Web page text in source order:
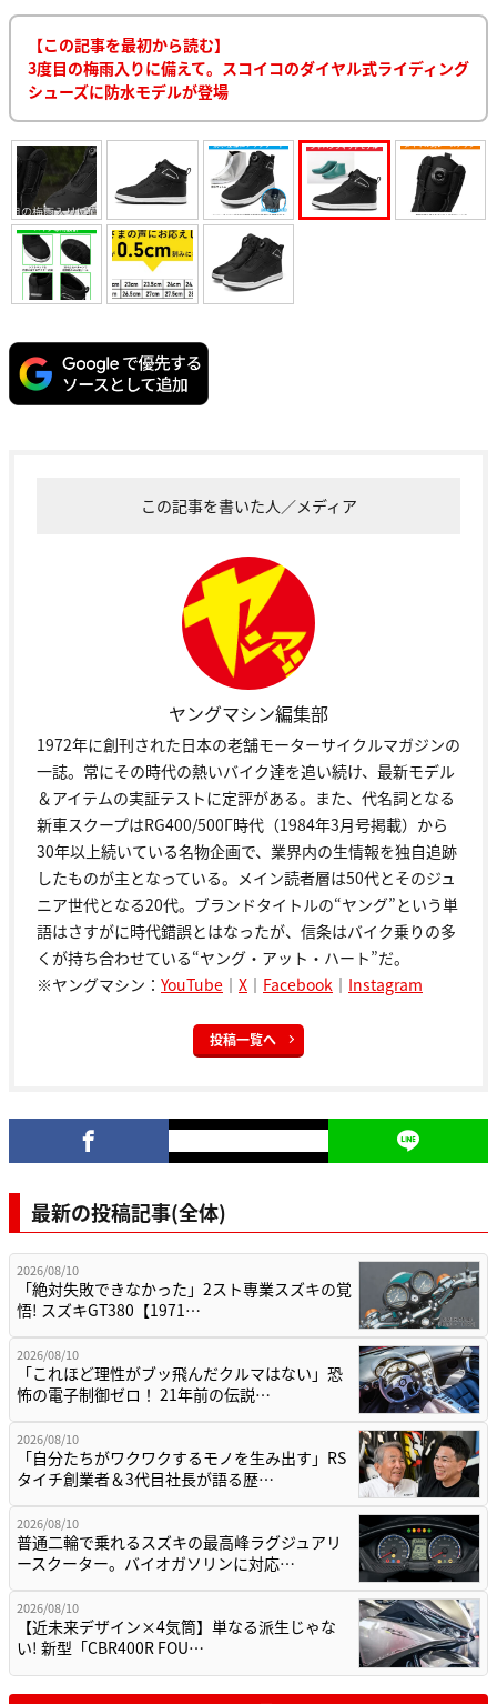
【この記事を最初から読む】
3度目の梅雨入りに備えて。スコイコのダイヤル式ライディング
シューズに防水モデルが登場
この記事を書いた人／メディア
ヤングマシン編集部
1972年に創刊された日本の老舗モーターサイクルマガジンの
一誌。常にその時代の熱いバイク達を追い続け、最新モデル
＆アイテムの実証テストに定評がある。また、代名詞となる
新車スクープはRG400/500Γ時代（1984年3月号掲載）から
30年以上続いている名物企画で、業界内の生情報を独自追跡
したものが主となっている。メイン読者層は50代とそのジュ
ニア世代となる20代。ブランドタイトルの“ヤング”という単
語はさすがに時代錯誤とはなったが、信条はバイク乗りの多
くが持ち合わせている“ヤング・アット・ハート”だ。
※ヤングマシン： YouTube ｜ X ｜ Facebook ｜ Instagram
投稿一覧へ
最新の投稿記事(全体)
2026/08/10
「絶対失敗できなかった」2スト専業スズキの覚
悟! スズキGT380【1971…
2026/08/10
「これほど理性がブッ飛んだクルマはない」恐
怖の電子制御ゼロ！ 21年前の伝説…
2026/08/10
「自分たちがワクワクするモノを生み出す」RS
タイチ創業者＆3代目社長が語る歴…
2026/08/10
普通二輪で乗れるスズキの最高峰ラグジュアリ
ースクーター。バイオガソリンに対応…
2026/08/10
【近未来デザイン×4気筒】単なる派生じゃな
い! 新型「CBR400R FOU…